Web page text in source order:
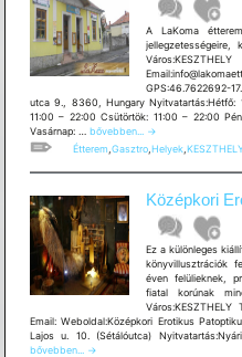
A LaKoma
jellegzetességeire,
GPS:46.7622692-
utca 9., 8360, Hungary
11:00 – 22:00 Csütörtök: 11:00 – 22:00
Vasárnap: … LaKoma
Étterem
bővebben...
→
Étterem,Gasztro,Helyek,
Középkori
Ez a különleges
könyvillusztrációk
éven felülieknek,
fiatal korúnak
Email: Weboldal:Középkori Erotikus
Lajos u. 10. (Sétálóutca)
bővebben...
→